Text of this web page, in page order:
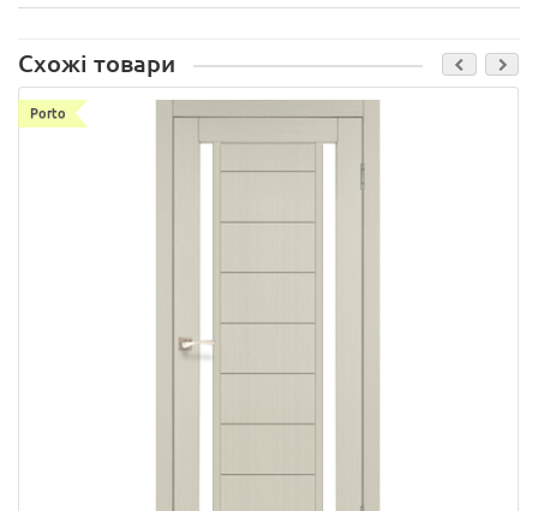
Схожі товари
Porto